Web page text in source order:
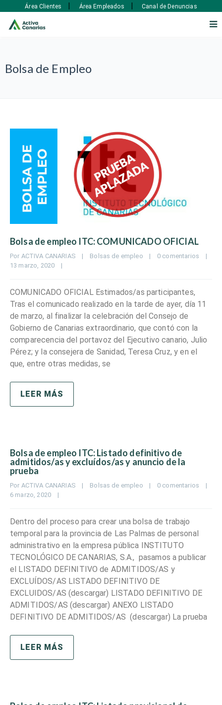
Bolsa de Empleo
Bolsa de empleo ITC: COMUNICADO OFICIAL
Por ACTIVA CANARIAS | Bolsas de empleo | 0 comentarios
|
13 marzo, 2020 |
COMUNICADO OFICIAL Estimados/as participantes,
Tras el comunicado realizado en la tarde de ayer, día 11
de marzo, al finalizar la celebración del Consejo de
Gobierno de Canarias extraordinario, que contó con la
comparecencia del portavoz del Ejecutivo canario, Julio
Pérez; y la consejera de Sanidad, Teresa Cruz, y en el
que, entre otras medidas, se
LEER MÁS
Bolsa de empleo ITC: Listado definitivo de
admitidos/as y excluídos/as y anuncio de la
prueba
Por ACTIVA CANARIAS | Bolsas de empleo | 0 comentarios
|
6 marzo, 2020 |
Dentro del proceso para crear una bolsa de trabajo
temporal para la provincia de Las Palmas de personal
administrativo en la empresa pública INSTITUTO
TECNOLÓGICO DE CANARIAS, S.A., pasamos a publicar
el LISTADO DEFINITIVO de ADMITIDOS/AS y
EXCLUÍDOS/AS LISTADO DEFINITIVO DE
EXCLUIDOS/AS (descargar) LISTADO DEFINITIVO DE
ADMITIDOS/AS (descargar) ANEXO LISTADO
DEFINITIVO DE ADMITIDOS/AS (descargar) La prueba
LEER MÁS
Área Clientes | Área Empleados | Canal de Denuncias